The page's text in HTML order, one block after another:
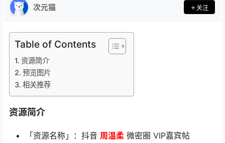
次元猫 关注
Table of Contents
资源简介
预览图片
相关推荐
资源简介
「资源名称」：抖音 周温柔 微密圈 VIP嘉宾帖